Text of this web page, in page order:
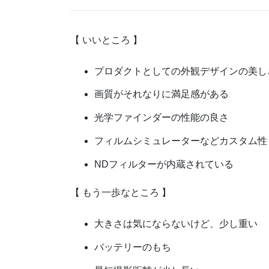
【 いいところ 】
プロダクトとしての外観デザインの美し
画質がそれなりに満足感がある
光学ファインダーの性能の良さ
フィルムシミュレーターなどカスタム性
NDフィルターが内蔵されている
【 もう一歩なところ 】
大きさは気にならないけど、少し重い
バッテリーのもち